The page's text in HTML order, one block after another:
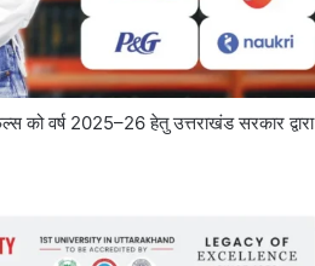
को वर्ष 2025–26 हेतु उत्तराखंड सरकार द्वारा